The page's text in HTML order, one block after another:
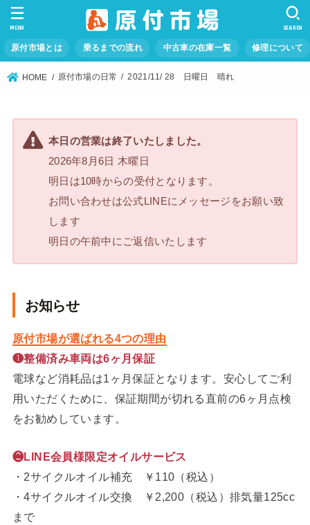
原付市場とは 乗るまでの流れ 中古車の在庫一覧 修理について
SEARCH
MENU
HOME 原付市場の日常 2021/11/ 28 日曜日 晴れ
本日の営業は終了いたしました。
2026年8月6日 木曜日
明日は10時からの受付となります。
お問い合わせは公式LINEにメッセージをお願い致
します
明日の午前中にご返信いたします
お知らせ
原付市場が選ばれる4つの理由
❶整備済み車両は6ヶ月保証
電球など消耗品は1ヶ月保証となります。安心してご利
用いただくために、保証期間が切れる直前の6ヶ月点検
をお勧めしています。
❷LINE会員様限定オイルサービス
・2サイクルオイル補充 ￥110（税込）
・4サイクルオイル交換 ￥2,200（税込）排気量125cc
まで